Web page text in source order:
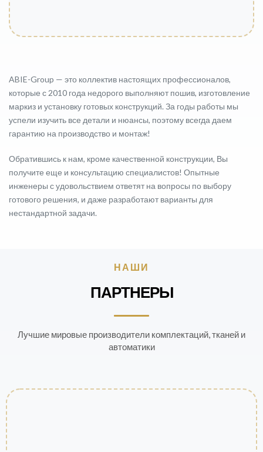
ABIE-Group — это коллектив настоящих профессионалов,
которые с 2010 года недорого выполняют пошив, изготовление
маркиз и установку готовых конструкций. За годы работы мы
успели изучить все детали и нюансы, поэтому всегда даем
гарантию на производство и монтаж!
Обратившись к нам, кроме качественной конструкции, Вы
получите еще и консультацию специалистов! Опытные
инженеры с удовольствием ответят на вопросы по выбору
готового решения, и даже разработают варианты для
нестандартной задачи.
НАШИ
ПАРТНЕРЫ
Лучшие мировые производители комплектаций, тканей и
автоматики